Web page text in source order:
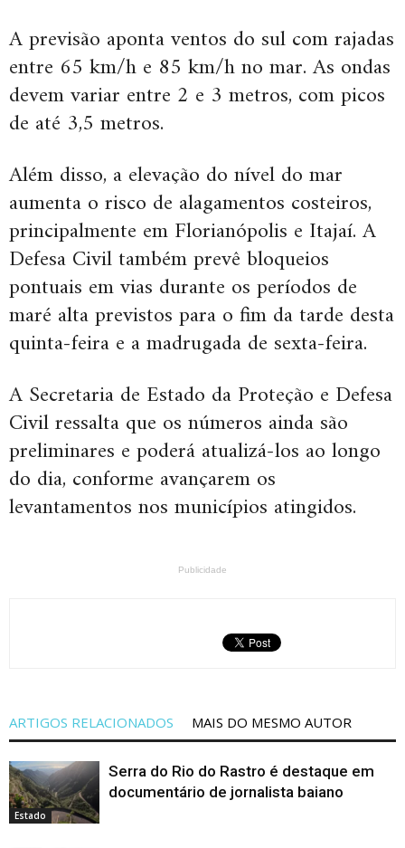
A previsão aponta ventos do sul com rajadas
entre 65 km/h e 85 km/h no mar. As ondas
devem variar entre 2 e 3 metros, com picos
de até 3,5 metros.
Além disso, a elevação do nível do mar
aumenta o risco de alagamentos costeiros,
principalmente em Florianópolis e Itajaí. A
Defesa Civil também prevê bloqueios
pontuais em vias durante os períodos de
maré alta previstos para o fim da tarde desta
quinta-feira e a madrugada de sexta-feira.
A Secretaria de Estado da Proteção e Defesa
Civil ressalta que os números ainda são
preliminares e poderá atualizá-los ao longo
do dia, conforme avançarem os
levantamentos nos municípios atingidos.
Publicidade
ARTIGOS RELACIONADOS MAIS DO MESMO AUTOR
Estado
Serra do Rio do Rastro é destaque em
documentário de jornalista baiano